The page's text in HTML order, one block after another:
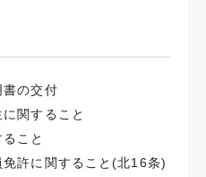
書の交付
関すること
こと
許に関すること(北16条)